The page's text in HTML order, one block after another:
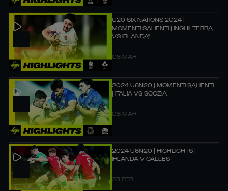
U20 SIX NATIONS 2024 |
MOMENTI SALIENTI | INGHILTERRA
VS IRLANDA"
08 MAR
2024 U6N20 | MOMENTI SALIENTI
| ITALIA VS SCOZIA
08 MAR
2024 U6N20 | HIGHLIGHTS |
IRLANDA V GALLES
23 FEB